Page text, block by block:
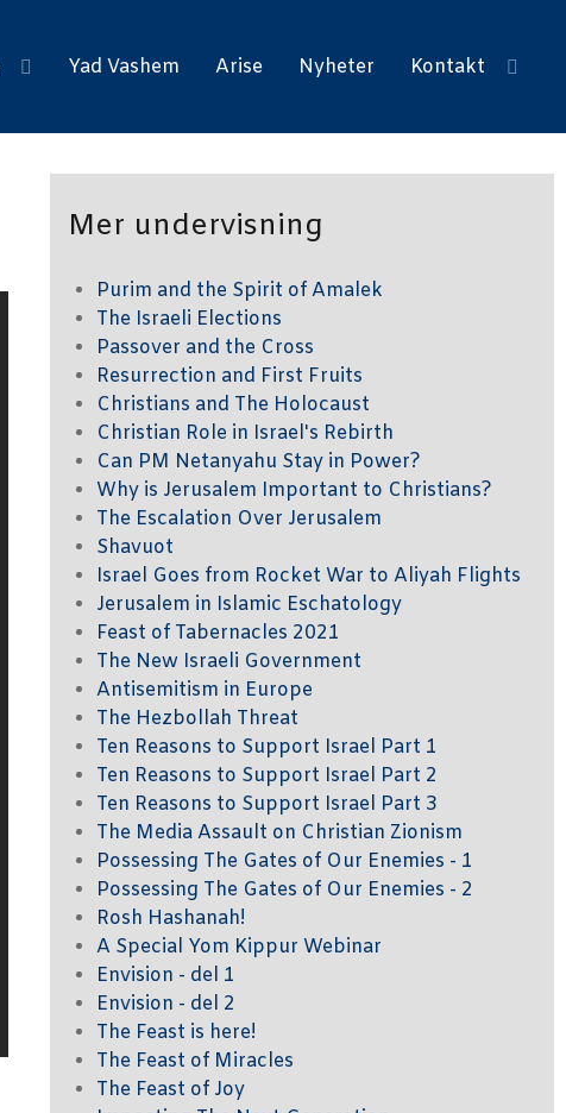
Yad Vashem Arise Nyheter Kontakt
Mer undervisning
Purim and the Spirit of Amalek
The Israeli Elections
Passover and the Cross
Resurrection and First Fruits
Christians and The Holocaust
Christian Role in Israel's Rebirth
Can PM Netanyahu Stay in Power?
Why is Jerusalem Important to Christians?
The Escalation Over Jerusalem
Shavuot
Israel Goes from Rocket War to Aliyah Flights
Jerusalem in Islamic Eschatology
Feast of Tabernacles 2021
The New Israeli Government
Antisemitism in Europe
The Hezbollah Threat
Ten Reasons to Support Israel Part 1
Ten Reasons to Support Israel Part 2
Ten Reasons to Support Israel Part 3
The Media Assault on Christian Zionism
Possessing The Gates of Our Enemies - 1
Possessing The Gates of Our Enemies - 2
Rosh Hashanah!
A Special Yom Kippur Webinar
Envision - del 1
Envision - del 2
The Feast is here!
The Feast of Miracles
The Feast of Joy